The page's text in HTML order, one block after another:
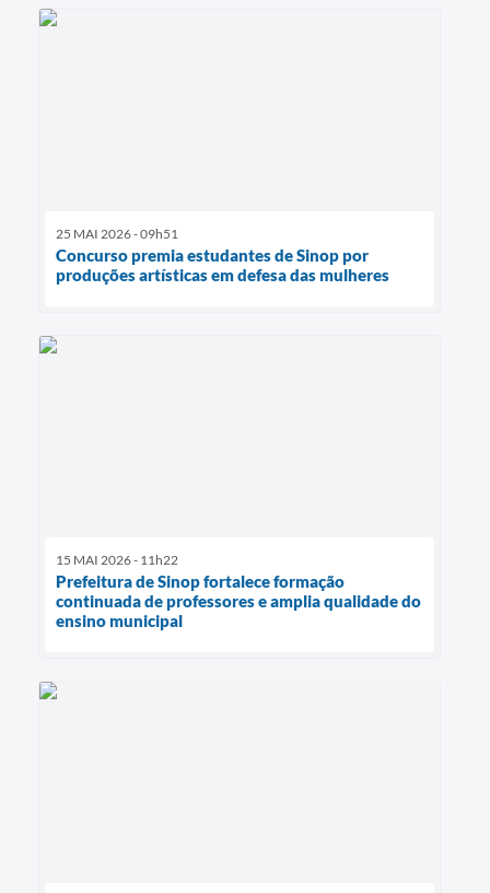
25 MAI 2026 - 09h51
Concurso premia estudantes de Sinop por
produções artísticas em defesa das mulheres
15 MAI 2026 - 11h22
Prefeitura de Sinop fortalece formação
continuada de professores e amplia qualidade do
ensino municipal